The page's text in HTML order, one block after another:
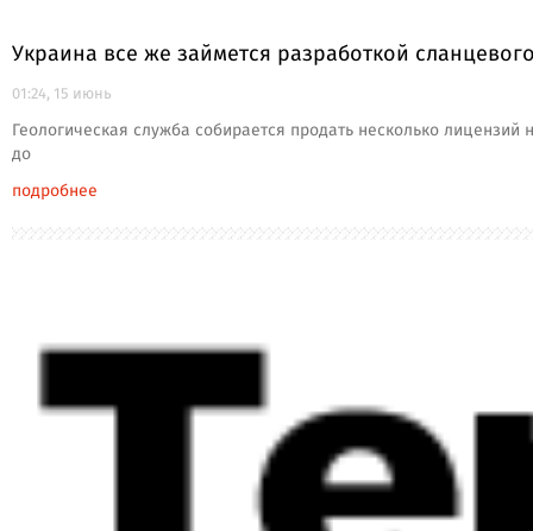
Украина все же займется разработкой
01:24, 15 июнь
Геологическая служба собирается продать несколько
до
подробнее